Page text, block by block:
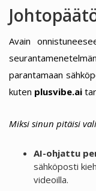
Avain
parantamaan
kuten plusvibe.ai
Miksi sinun pitäisi
AI-ohjattu
sähköposti
videoilla.